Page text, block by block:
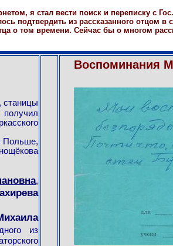
я стал вести поиск и переписку с
подтвердить из рассказанного отцом
о том времени. Сейчас бы о многом
станицы
получил
Польше,
,
из
Воспоминания